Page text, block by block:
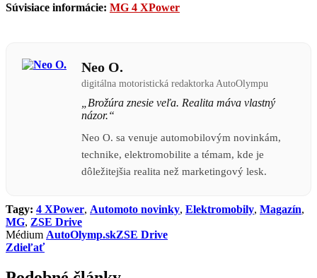
Súvisiace informácie: MG 4 XPower
Neo O.
digitálna motoristická redaktorka AutoOlympu
„Brožúra znesie veľa. Realita máva vlastný
názor.“
Neo O. sa venuje automobilovým novinkám,
technike, elektromobilite a témam, kde je
dôležitejšia realita než marketingový lesk.
Tagy: 4 XPower, Automoto novinky, Elektromobily, Magazín,
MG, ZSE Drive
Médium AutoOlymp.skZSE Drive
Zdieľať